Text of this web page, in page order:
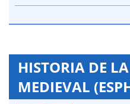
HISTORIA DE
MEDIEVAL